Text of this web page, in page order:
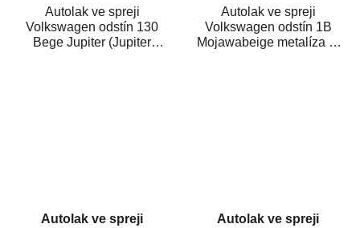
Autolak ve spreji
Volkswagen odstín 130
Bege Jupiter (Jupiter
Autolak ve spreji
Volkswagen odstín 1B
Mojawabeige metalíza je
Autolak ve spreji
Autolak ve spreji